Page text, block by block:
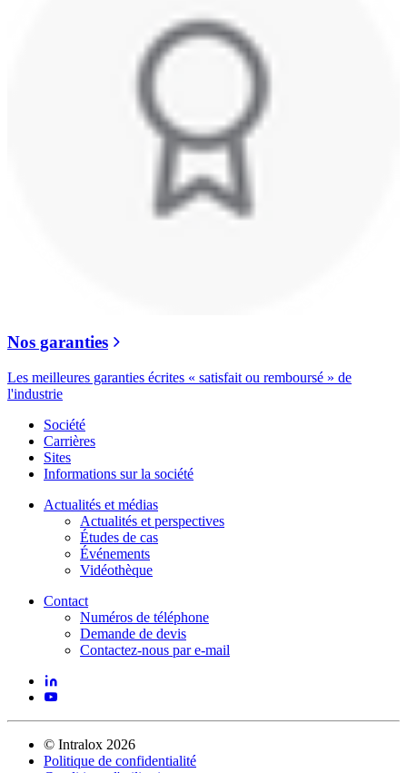
Nos garanties
Les meilleures garanties écrites « satisfait ou remboursé » de
l'industrie
Société
Carrières
Sites
Informations sur la société
Actualités et médias
Actualités et perspectives
Études de cas
Événements
Vidéothèque
Contact
Numéros de téléphone
Demande de devis
Contactez-nous par e-mail
© Intralox 2026
Politique de confidentialité